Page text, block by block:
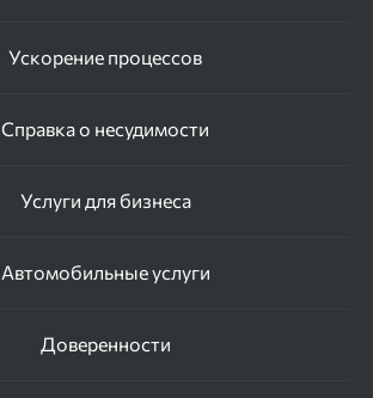
Услуги для бизнеса
Ускорение процессов
Автомобильные услуги
Справка о несудимости
Доверенности